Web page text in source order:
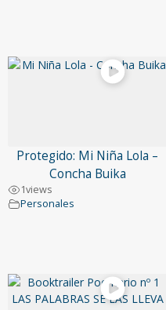
Protegido: Mi Niña Lola –
Concha Buika
1views
Personales